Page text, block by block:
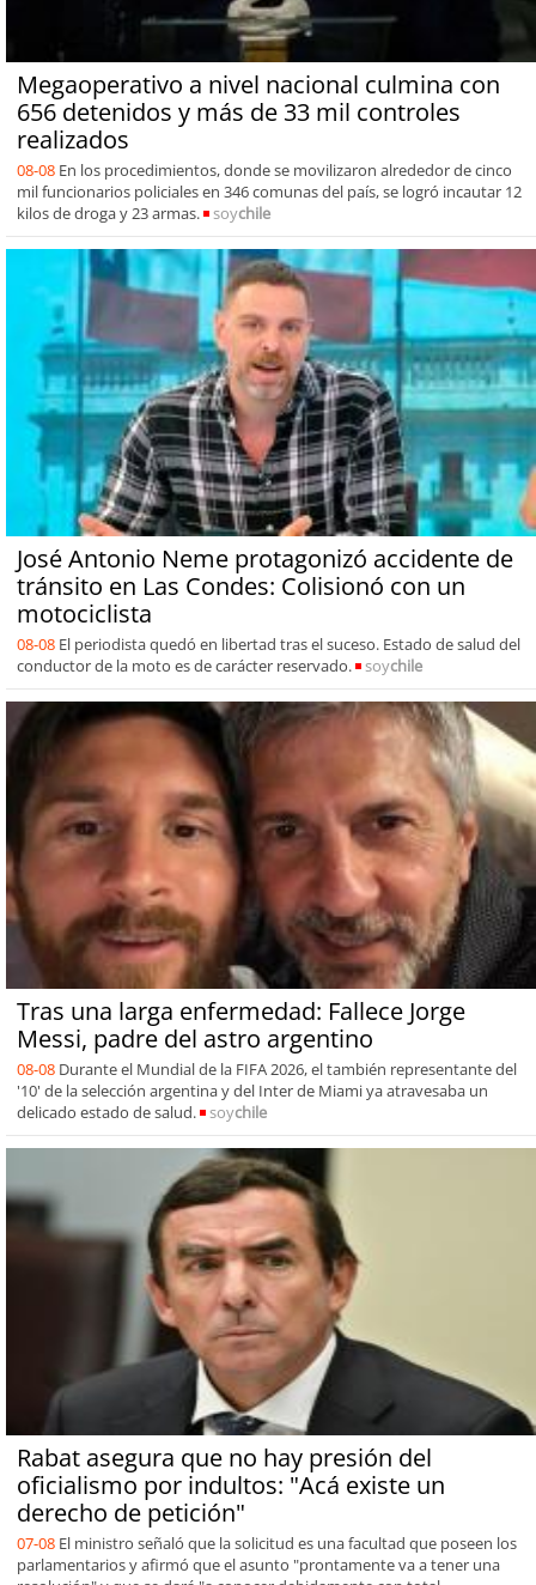
Megaoperativo a nivel nacional culmina con
656 detenidos y más de 33 mil controles
realizados
08-08 En los procedimientos, donde se movilizaron alrededor de cinco
mil funcionarios policiales en 346 comunas del país, se logró incautar 12
kilos de droga y 23 armas.
soychile
José Antonio Neme protagonizó accidente de
tránsito en Las Condes: Colisionó con un
motociclista
08-08 El periodista quedó en libertad tras el suceso. Estado de salud del
conductor de la moto es de carácter reservado.
soychile
Tras una larga enfermedad: Fallece Jorge
Messi, padre del astro argentino
08-08 Durante el Mundial de la FIFA 2026, el también representante del
'10' de la selección argentina y del Inter de Miami ya atravesaba un
delicado estado de salud.
soychile
Rabat asegura que no hay presión del
oficialismo por indultos: "Acá existe un
derecho de petición"
07-08 El ministro señaló que la solicitud es una facultad que poseen los
parlamentarios y afirmó que el asunto "prontamente va a tener una